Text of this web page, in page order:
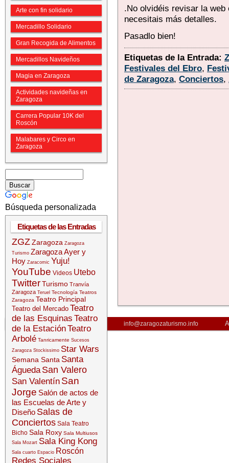
Arte con fin solidario
Mercadillo Solidario
Gran Recogida de Alimentos
Mercadillos Navideños
Magia en Zaragoza
Actividades navideñas en
Zaragoza
Carrera Popular 10K del
Roscón
Malabares y Circo en
Zaragoza
Búsqueda personalizada
Etiquetas de las Entradas
ZGZZaragoza Zaragoza
Turismo Zaragoza Ayer y
Hoy Zaracomic Yuju!
YouTube Videos Utebo
TwitterTurismo Tranvía
Zaragoza Teruel Tecnología Teatros
Zaragoza Teatro Principal
Teatro del Mercado Teatro
de las Esquinas Teatro
de la EstaciónTeatro
Arbolé Tanricamente Sucesos
Zaragoza Stockissimo Star Wars
Semana Santa Santa
Águeda San Valero
San Valentín San
Jorge Salón de actos de
las Escuelas de Arte y
Diseño Salas de
Conciertos Sala Teatro
Bicho Sala Roxy Sala Multiusos
Sala Mozart Sala King Kong
Sala cuarto Espacio Roscón
Redes Sociales
.No olvidéis revisar la
necesitais más detalles.
Pasadlo bien!
Etiquetas de la Entrada:
Festivales del Ebro,
de Zaragoza, Conciertos,
info@zaragozaturismo.info